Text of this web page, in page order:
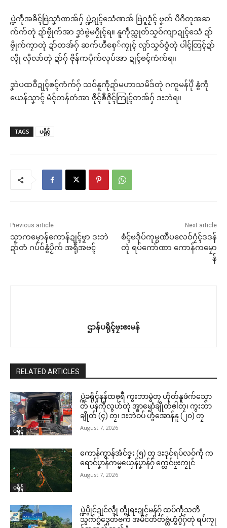
ပ္ဍဲကဵုအခိၚ်ဗြဲသၞာံဏအ်ဂှ် ပ္ဍဲဍုၚ်သေံဏအ် ဗြဲဂူဒၟံၚ် ဗၞတ် ပိဂိတုအဆ
က်က်တုဲ ဍာ်ဗၠိုက်အာ ဒၞာဲဗွဲမဂၠိုၚ်ရ။ နူကဵုသ္ကုတ်သၟဝ်ကျာဍုၚ်သေံ ဍာ်
ဗၠိုက်ကၠာတုဲ ဍာ်တအ်ဂှ် ဆက်ဟဳစှေ်ကၠုၚ် လ္ပာ်သၟဝ်ဝွံတုဲ ပါၚ်တြၚ်ဍာ်
လ္ၚဵု လီုလာ်တုဲ ဍာ်ဂှ် ဇိုန်ကပိုက်လုပ်အာ ဍုၚ်ၜၚ်ကံက်ရ။
ဒၞာဲပထဝဳဍုၚ်ၜၚ်ကံက်ဂှ် သဝ်နူကဵုဍာ်မဟာသမိဒ်တုဲ ဂကူမန်ပိုဲ နွံကဵု
ယေန်သၞာၚ် မံၚ်တန်တဴအာ ဇိုၚ်ၜဳဇိုၚ်ကြုၚ်တအ်ဂှ် ဒးဘဲရ။
TAGS ပရိုၚ်
Previous article
သၟာကမၠောန်ကောန်ဍုၚ်ဗၟာ ဒးဘဲ
ဍာ်တံ ဂပ်ဝ်နွံပၟိက် အရီုအဗၚ်
Next article
စံၚ်ဗဒိုပ်ကုမ္ပဏဳပလေဝ်ဂၠံၚ်ဒဒန်
တုဲ ရပ်ကော်ဏာ ကောန်ကမၠော
န်
ဌာန်ပရိုၚ်ဗၠးၜးမန်
RELATED ARTICLES
ပရိုၚ်
ပ္ဍဲခရိုၚ်နန်ထၜုရဳ ကွးဘာမွဲတၠ ဟိုတ်နူဖံက်သၞော
တ် ပန်ကဵုလွဟ်တုဲ အ္စာၝောံချိုတ်ၜါတၠ၊ ကွးဘာ
ချိုတ် (၄) တၠ၊ ဒးဘဲဝပ် ဟွံအောန်နူ (၂၀) တၠ
August 7, 2026
ပရိုၚ်
ကောန်ကွာန်အံင်ဇၞး (၅) တၠ ဒးဒုင်ရပ်လဝ်ကဵု က
ရောင်ပၞာန်ကမ္မယှေန်ပၞာန်ဂှ် က္လေင်ဗၠးကၠုင်
August 7, 2026
ပ္ဍဲပွိုင်ဍုင်လ္ၚဵု တွဵုရးဍုင်မန်ဂှ် ထပ်ကဵုသတိ
သွက်ဂွံဒ္ဂေတ်ဗက် အမိင်တိတ်ဗ္တံဟွံဂွံဂှ်တုဲ ရပ်ကၠု